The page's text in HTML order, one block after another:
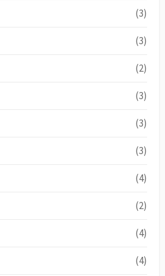
(3)
(3)
(2)
(3)
(3)
(3)
(4)
(2)
(4)
(4)